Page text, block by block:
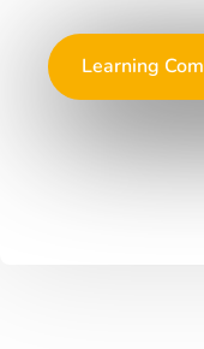
Learning